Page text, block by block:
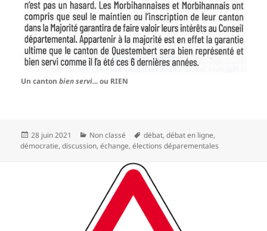
Un canton bien servi... ou RIEN
Publié
le
28 juin 2021 Catégories
Non classé
Mots-
clés
débat,débat en ligne,
démocratie,discussion,échange,élections déparementales